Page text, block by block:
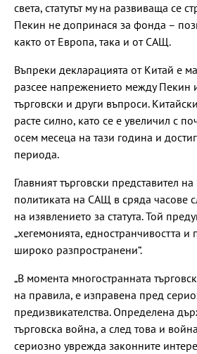
света, статутът му на развиваща се
Пекин не допринася за фонда –
както от Европа, така и от САЩ.
Въпреки декларацията от Китай е
разсее напрежението между Пекин
търговски и други въпроси.
расте силно, като се е увеличил с
осем месеца на тази година и
периода.
Главният търговски представител
политиката на САЩ в сряда часове
на изявлението за статута. Той
„хегемонията, едностранчивостта и
широко разпространени“.
„В момента многостранната
на правила, е изправена пред
предизвикателства. Определена
търговска война, а след това и
сериозно уврежда законните